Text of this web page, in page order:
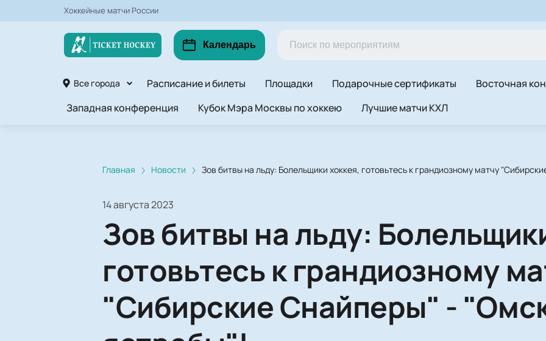
Хоккейные матчи России
Календарь
Все города Расписание и билеты Площадки Подарочные сертификаты
Восточная
Западная конференция
Кубок Мэра Москвы по хоккею Лучшие матчи КХЛ
Главная Новости Зов битвы на льду: Болельщики хоккея, готовьтесь к грандиозному матчу
14 августа 2023
Зов битвы на льду:
готовьтесь к грандиозному
"Сибирские Снайперы" -